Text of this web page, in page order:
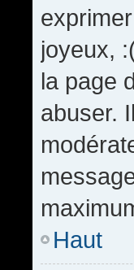
joyeux,
la page
abuser.
Haut